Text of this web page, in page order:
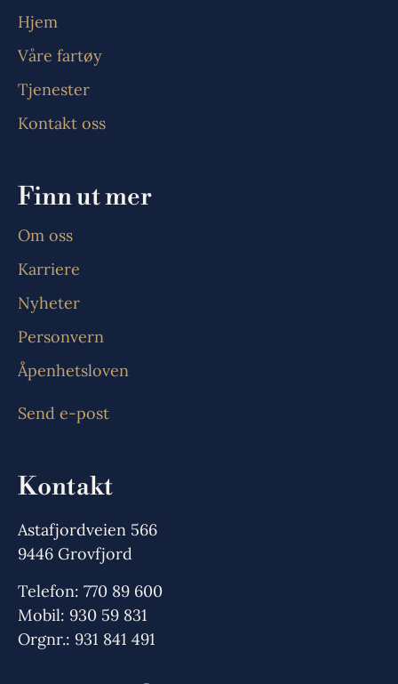
Hjem
Våre fartøy
Tjenester
Kontakt oss
Finn ut mer
Om oss
Karriere
Nyheter
Personvern
Åpenhetsloven
Send e-post
Kontakt
Astafjordveien 566
9446 Grovfjord
Telefon: 770 89 600
Mobil: 930 59 831
Orgnr.: 931 841 491